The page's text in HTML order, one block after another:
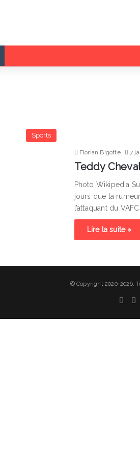
Sports
Florian Bigotte 7
Teddy
Photo Wikipedia
jours que la
l’attaquant du
Lire la suite »
© Copyright 2020-2026,